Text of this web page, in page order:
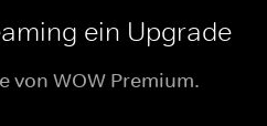
ein Upgrade
von WOW Premium.